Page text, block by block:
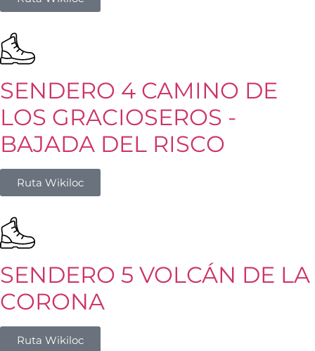
SENDERO 4 CAMINO DE
LOS GRACIOSEROS -
BAJADA DEL RISCO
Ruta Wikiloc
SENDERO 5 VOLCÁN DE LA
CORONA
Ruta Wikiloc